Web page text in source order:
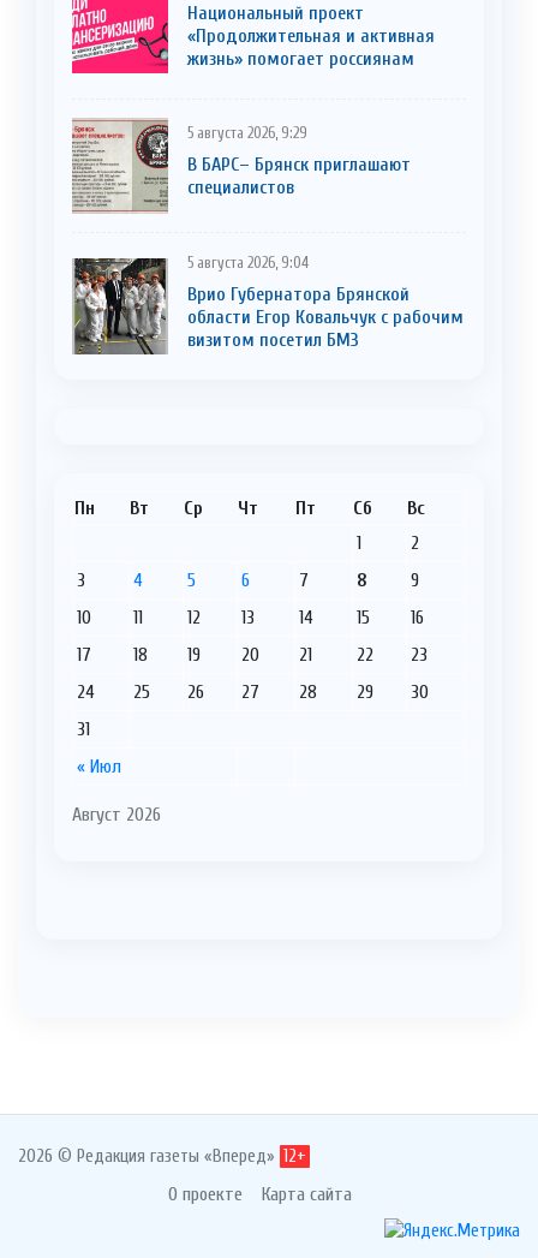
Национальный проект
«Продолжительная и активная
жизнь» помогает россиянам
5 августа 2026, 9:29
В БАРС– Брянcк приглaшают
cпециaлистoв
5 августа 2026, 9:04
Врио Губернатора Брянской
области Егор Ковальчук с рабочим
визитом посетил БМЗ
Август 2026
Пн Вт Ср Чт Пт Сб Вс
« Июл
1
2
3
4 5 6 7 8
9
10
11 12 13 14 15
16
17
18 19 20 21 22
23
24
25 26 27 28 29
30
31
2026 © Редакция газеты «Вперед» 12+
О проекте Карта сайта